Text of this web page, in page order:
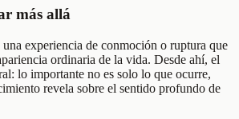
más allá
experiencia de conmoción o ruptura que
ordinaria de la vida. Desde ahí, el
lo importante no es solo lo que ocurre,
revela sobre el sentido profundo de